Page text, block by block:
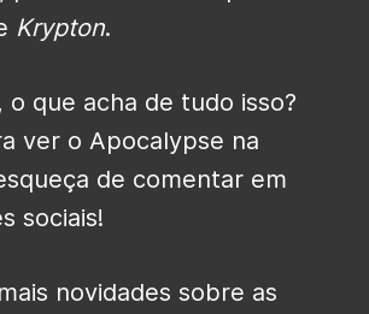
Krypton.
o que acha de tudo isso?
ver o Apocalypse na
de comentar em
sociais!
novidades sobre as